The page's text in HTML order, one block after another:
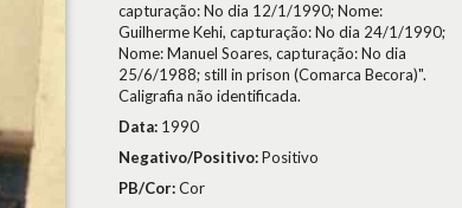
capturação: No dia 12/1/1990; Nome:
Guilherme Kehi, capturação: No dia 24/1/1990;
Nome: Manuel Soares, capturação: No dia
25/6/1988; still in prison (Comarca Becora)".
Caligrafia não identificada.
Data: 1990
Negativo/Positivo:Positivo
PB/Cor:Cor